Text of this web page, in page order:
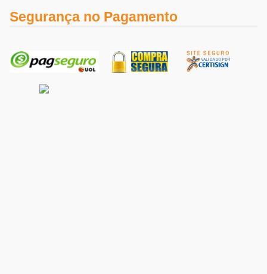
Segurança no Pagamento